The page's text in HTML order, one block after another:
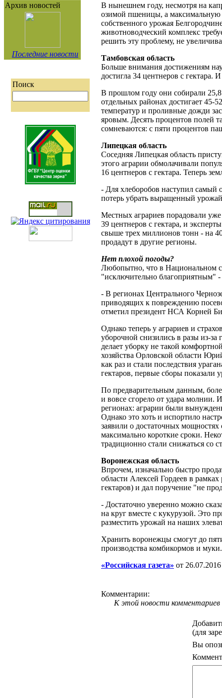
Архив новостей
Последние новости
Поиск
В нынешнем году, несмотря на
озимой пшеницы, а максимальную
собственного урожая
животноводческий комплекс
решить эту проблему, не
Тамбовская область
Больше внимания достижениям
достигла 34 центнеров с гектара.
В прошлом году они собирали
отдельных районах достигает 45-
температур и проливные дожди
яровым. Десять процентов полей
сомневаются: с пяти процентов
Липецкая область
Соседняя Липецкая область
этого аграрии обмолачивали
16 центнеров с гектара. Теперь
- Для хлеборобов наступил самый
потерь убрать выращенный
Местных аграриев порадовали
39 центнеров с гектара, и
свыше трех миллионов тонн - на
продадут в другие регионы.
Нет плохой погоды?
Любопытно, что в Национальном
"исключительно благоприятным"
- В регионах Центрального
приводящих к повреждению
отметил президент НСА Корней
Однако теперь у аграриев и
уборочной снизились в разы из-за
делает уборку не такой
хозяйства Орловской области
как раз и стали последствия
гектаров, первые сборы показали
По предварительным данным,
и вовсе сгорело от удара молнии.
регионах: аграрии были
Однако это хоть и испортило
заявили о достаточных мощностях
максимально короткие сроки.
традиционно стали снижаться со
Воронежская область
Впрочем, изначально быстро
области Алексей Гордеев в
гектаров) и дал поручение "не
- Достаточно уверенно можно
на круг вместе с кукурузой. Это
разместить урожай на наших
Хранить воронежцы смогут до
производства комбикормов и муки.
«Российская газета» от 26.07.2016
Комментарии:
К этой новости комментариев
(для
Вы